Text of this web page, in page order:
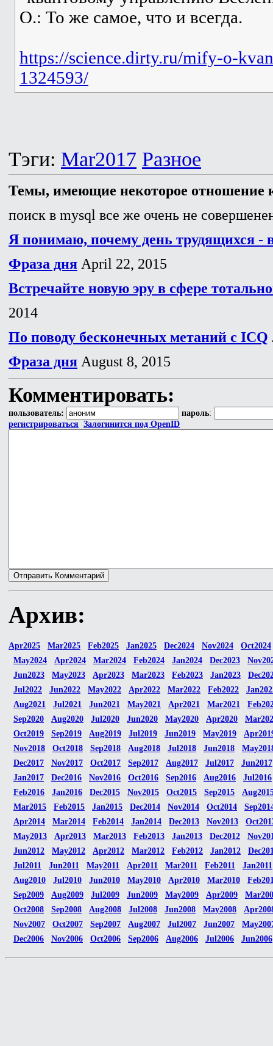
О.: То же самое, что и всегда.
https://science.dirty.ru/mify-o-
1324593/
Тэги: Mar2017 Разное
Темы, имеющие некоторое отношение
поиск в mysql все же очень не
Я понимаю, почему день трудящихся -
Фраза дня April 22, 2015
Встречайте новую эру в сфере
2014
По поводу бесконечных метаний с ICQ
Фраза дня August 8, 2015
Комментировать:
пользователь: пароль:
регистрироваться Залогинится под OpenID
Архив:
Apr2025 Mar2025 Feb2025 Jan2025 Dec2024 Nov2024
Oct2024
May2024
Apr2024 Mar2024 Feb2024 Jan2024 Dec2023
Jun2023
May2023 Apr2023 Mar2023 Feb2023 Jan2023
Jul2022
Jun2022 May2022 Apr2022 Mar2022 Feb2022
Aug2021
Jul2021 Jun2021 May2021 Apr2021 Mar2021
Sep2020
Aug2020 Jul2020 Jun2020 May2020 Apr2020
Oct2019
Sep2019 Aug2019 Jul2019 Jun2019 May2019
Nov2018
Oct2018 Sep2018 Aug2018 Jul2018 Jun2018
Dec2017
Nov2017 Oct2017 Sep2017 Aug2017 Jul2017
Jun2017
Jan2017
Dec2016 Nov2016 Oct2016 Sep2016 Aug2016
Jul2016
Feb2016
Jan2016 Dec2015 Nov2015 Oct2015 Sep2015
Mar2015
Feb2015 Jan2015 Dec2014 Nov2014 Oct2014
Apr2014
Mar2014 Feb2014 Jan2014 Dec2013 Nov2013
May2013
Apr2013 Mar2013 Feb2013 Jan2013 Dec2012
Jun2012
May2012 Apr2012 Mar2012 Feb2012 Jan2012
Jul2011
Jun2011 May2011 Apr2011 Mar2011 Feb2011
Jan2011
Aug2010
Jul2010 Jun2010 May2010 Apr2010 Mar2010
Sep2009
Aug2009 Jul2009 Jun2009 May2009 Apr2009
Oct2008
Sep2008 Aug2008 Jul2008 Jun2008 May2008
Nov2007
Oct2007 Sep2007 Aug2007 Jul2007 Jun2007
Dec2006
Nov2006 Oct2006 Sep2006 Aug2006 Jul2006 Jun2006